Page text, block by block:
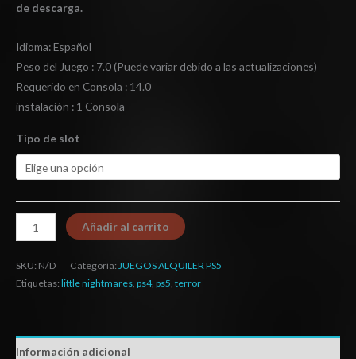
de descarga.
Idioma: Español
Peso del Juego : 7.0 (Puede variar debido a las actualizaciones)
Requerido en Consola : 14.0
instalación : 1 Consola
Tipo de slot
Añadir al carrito
SKU: N/D Categoría: JUEGOS ALQUILER PS5
Etiquetas: little nightmares, ps4, ps5, terror
Información adicional